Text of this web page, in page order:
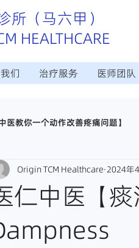
所（马六甲）
HEALTHCARE
们 治疗服务 医师团队
中医教你一个动作改善疼痛问题】
样治？ 中医调理治疗
仁中医【
Origin TCM Healthcare 2024年